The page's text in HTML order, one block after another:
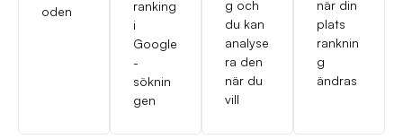
oden
ranking
i
Google
-
söknin
gen
g och
du kan
analyse
ra den
när du
vill
när din
plats
ranknin
g
ändras